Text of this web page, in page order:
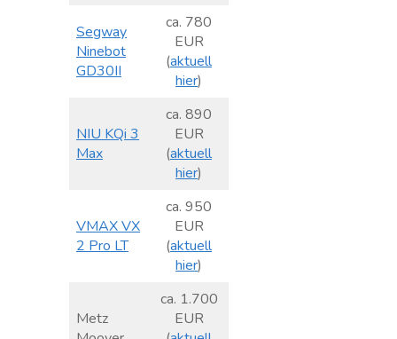
Segway
Ninebot
GD30II
ca. 780
EUR
(aktuell
hier)
NIU KQi 3
Max
ca. 890
EUR
(aktuell
hier)
VMAX VX
2 Pro LT
ca. 950
EUR
(aktuell
hier)
Metz
ca. 1.700
EUR